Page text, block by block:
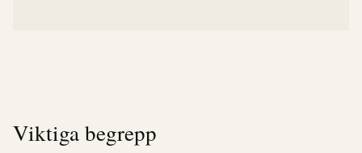
Viktiga begrepp